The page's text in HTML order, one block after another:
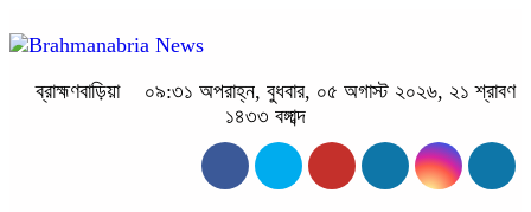
ব্রাহ্মণবাড়িয়া
০৯:৩১ অপরাহ্ন, বুধবার, ০৫ অগাস্ট ২০২৬, ২১ শ্রাবণ
১৪৩৩ বঙ্গাব্দ